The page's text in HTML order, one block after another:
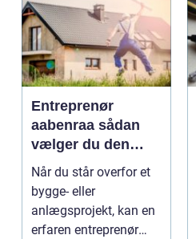
Entreprenør
aabenraa sådan
vælger du den
rette til dit projekt
Når du står overfor et
bygge- eller
anlægsprojekt, kan en
erfaren entreprenør